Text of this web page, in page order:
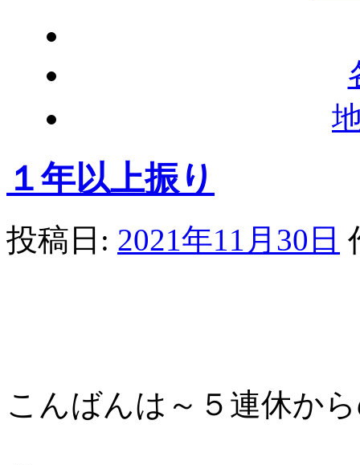
１年以上振り
投稿日: 2021年11月30日
こんばんは～５連休か